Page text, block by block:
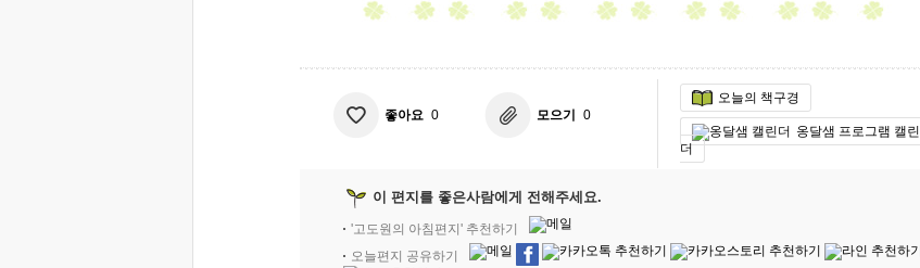
좋아요 0 모으기 0
오늘의 책구경
옹달샘 프로그램 캘린
더
이 편지를 좋은사람에게 전해주세요.
'고도원의 아침편지' 추천하기
오늘편지 공유하기